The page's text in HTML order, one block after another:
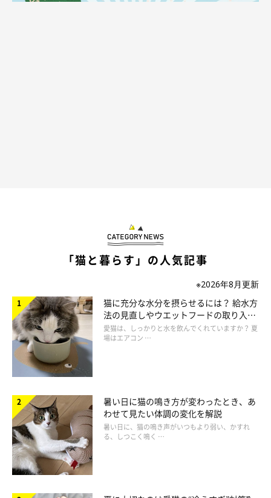
Q.
とても怖がりな愛猫。目新しいものには興味を示さないし、遊び
もしません。ふだん熟睡している様子もなく心配しているのです
が、このままでよいのでしょうか？
A.
飼い猫の中には野性味がなく、怖がりというよりおっとりしてい
る猫もいます。怖がりなら無理をさせず、徐々に慣らすことが大
切です。猫ベッドを誰も来ない高いところに置いて安心できるよ
うにするなど、より快適な環境づくりを目指しましょう。
「猫と暮らす」の人気記事
※2026年8月更新
猫に充分な水分を摂らせるには？ 給水方
法の見直しやウエットフードの取り入れ
方を解説
愛猫は、しっかりと水を飲んでくれていますか？ 夏
場はエアコン …
暑い日に猫の鳴き方が変わったとき、あ
わせて見たい体調の変化を解説
暑い日に、猫の鳴き声がいつもより弱い、かすれ
る、しつこく鳴く …